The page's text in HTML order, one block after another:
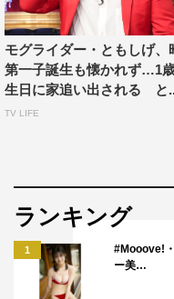
MC：大悟（千鳥）
進行：渡邉結衣（日本
芸人ゲスト：品川祐（
ン）、太田博久（ジャ
んいち、JP、信子（ぱ
モグライダー・ともしげ、
第一子誕生も懐かれず…1
生日に家追い出される と
TV LIFE
ランキング
1
#Mooove!
ー美…